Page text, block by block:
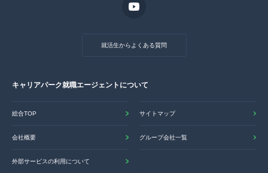
就活生からよくある質問
キャリアパーク就職エージェントについて
総合TOP サイトマップ
会社概要 グループ会社一覧
外部サービスの利用について